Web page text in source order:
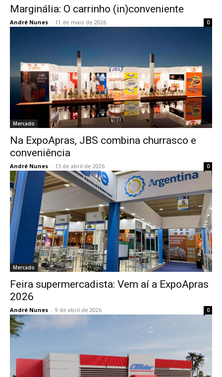
Marginália: O carrinho (in)conveniente
André Nunes - 11 de maio de 2026 0
Mercado
Na ExpoApras, JBS combina churrasco e
conveniência
André Nunes - 13 de abril de 2026 0
Mercado
Feira supermercadista: Vem aí a ExpoApras
2026
André Nunes - 9 de abril de 2026 0